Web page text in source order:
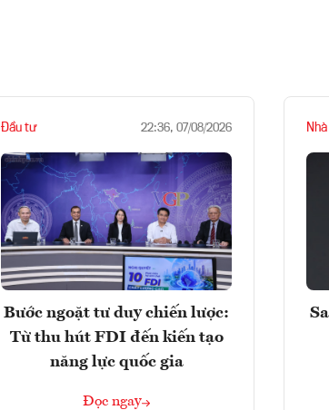
Đầu tư 22:36, 07/08/2026
Bước ngoặt tư duy chiến lược:
Từ thu hút FDI đến kiến tạo
năng lực quốc gia
Đọc ngay